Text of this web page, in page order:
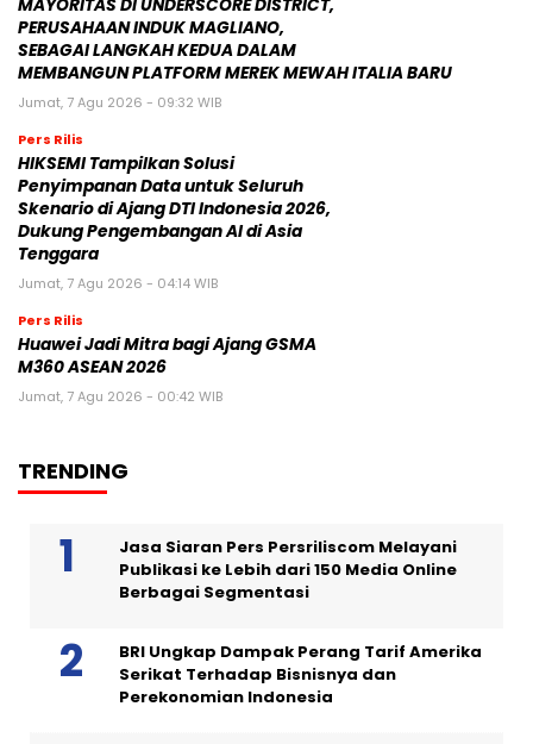
MAYORITAS DI UNDERSCORE DISTRICT,
PERUSAHAAN INDUK MAGLIANO,
SEBAGAI LANGKAH KEDUA DALAM
MEMBANGUN PLATFORM MEREK MEWAH ITALIA BARU
Jumat, 7 Agu 2026 - 09:32 WIB
Pers Rilis
HIKSEMI Tampilkan Solusi
Penyimpanan Data untuk Seluruh
Skenario di Ajang DTI Indonesia 2026,
Dukung Pengembangan AI di Asia
Tenggara
Jumat, 7 Agu 2026 - 04:14 WIB
Pers Rilis
Huawei Jadi Mitra bagi Ajang GSMA
M360 ASEAN 2026
Jumat, 7 Agu 2026 - 00:42 WIB
TRENDING
Jasa Siaran Pers Persriliscom Melayani
Publikasi ke Lebih dari 150 Media Online
Berbagai Segmentasi
BRI Ungkap Dampak Perang Tarif Amerika
Serikat Terhadap Bisnisnya dan
Perekonomian Indonesia